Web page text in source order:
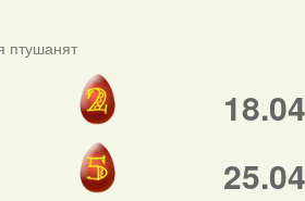
птушанят
18.04
25.04